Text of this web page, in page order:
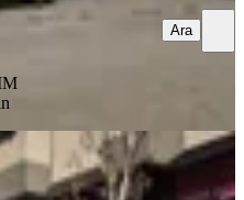
Ara
Hilmi Cadde
M2 Kiralık İşyeri/mağaza